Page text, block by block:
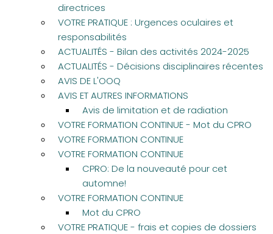
directrices
VOTRE PRATIQUE : Urgences oculaires et
responsabilités
ACTUALITÉS - Bilan des activités 2024-2025
ACTUALITÉS - Décisions disciplinaires récentes
AVIS DE L'OOQ
AVIS ET AUTRES INFORMATIONS
Avis de limitation et de radiation
VOTRE FORMATION CONTINUE - Mot du CPRO
VOTRE FORMATION CONTINUE
VOTRE FORMATION CONTINUE
CPRO: De la nouveauté pour cet
automne!
VOTRE FORMATION CONTINUE
Mot du CPRO
VOTRE PRATIQUE - frais et copies de dossiers